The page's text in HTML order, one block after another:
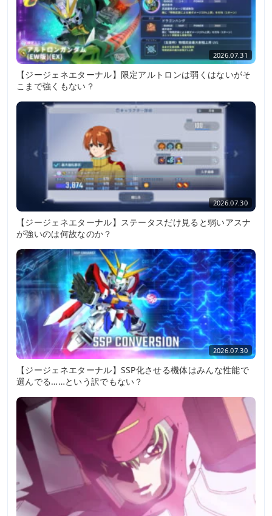
2026.07.31
【ジージェネエターナル】限定アルトロンは弱くはないがそ
こまで強くもない？
2026.07.30
【ジージェネエターナル】ステータスだけ見ると弱いアスナ
が強いのは何故なのか？
2026.07.30
【ジージェネエターナル】SSP化させる機体はみんな性能で
選んでる……という訳でもない？